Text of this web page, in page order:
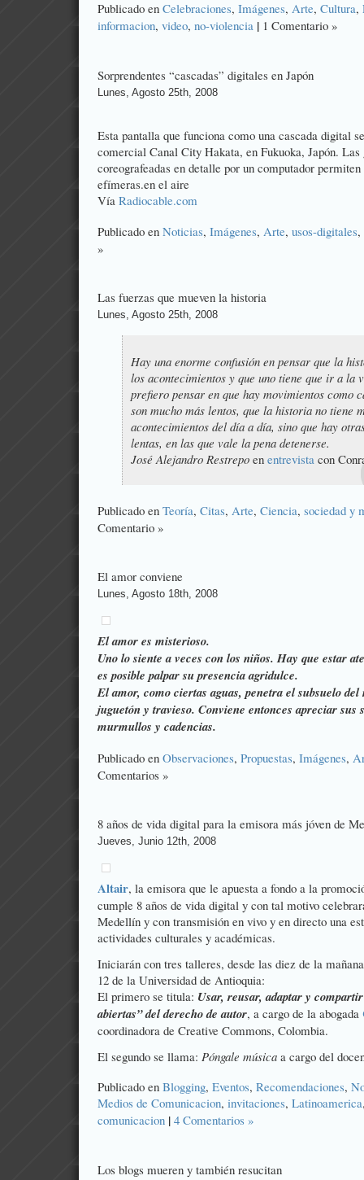
Publicado en Celebraciones, Imágenes, Arte, Cultura,
informacion, video, no-violencia | 1 Comentario »
Sorprendentes “cascadas” digitales en Japón
Lunes, Agosto 25th, 2008
Esta pantalla que funciona como una cascada digital
comercial Canal City Hakata, en Fukuoka, Japón. Las
coreografeadas en detalle por un computador
efímeras.en el aire
Vía Radiocable.com
Publicado en Noticias, Imágenes, Arte, usos-digitales,
»
Las fuerzas que mueven la historia
Lunes, Agosto 25th, 2008
Hay una enorme confusión en pensar que la
los acontecimientos y que uno tiene que ir a la
prefiero pensar en que hay movimientos como
son mucho más lentos, que la historia no tiene
acontecimientos del día a día, sino que hay
lentas, en las que vale la pena detenerse.
José Alejandro Restrepo en entrevista con
Publicado en Teoría, Citas, Arte, Ciencia, sociedad y
Comentario »
El amor conviene
Lunes, Agosto 18th, 2008
El amor es misterioso.
Uno lo siente a veces con los niños. Hay que estar
es posible palpar su presencia agridulce.
El amor, como ciertas aguas, penetra el subsuelo
juguetón y travieso. Conviene entonces apreciar sus
murmullos y cadencias.
Publicado en Observaciones, Propuestas, Imágenes,
Comentarios »
8 años de vida digital para la emisora más jóven de
Jueves, Junio 12th, 2008
Altair, la emisora que le apuesta a fondo a la
cumple 8 años de vida digital y con tal motivo
Medellín y con transmisión en vivo y en directo una
actividades culturales y académicas.
Iniciarán con tres talleres, desde las diez de la
12 de la Universidad de Antioquia:
El primero se titula: Usar, reusar, adaptar y
abiertas” del derecho de autor, a cargo de la abogada
coordinadora de Creative Commons, Colombia.
El segundo se llama: Póngale música a cargo del
Publicado en Blogging, Eventos, Recomendaciones,
Medios de Comunicacion, invitaciones, Latinoamerica
comunicacion | 4 Comentarios »
Los blogs mueren y también resucitan